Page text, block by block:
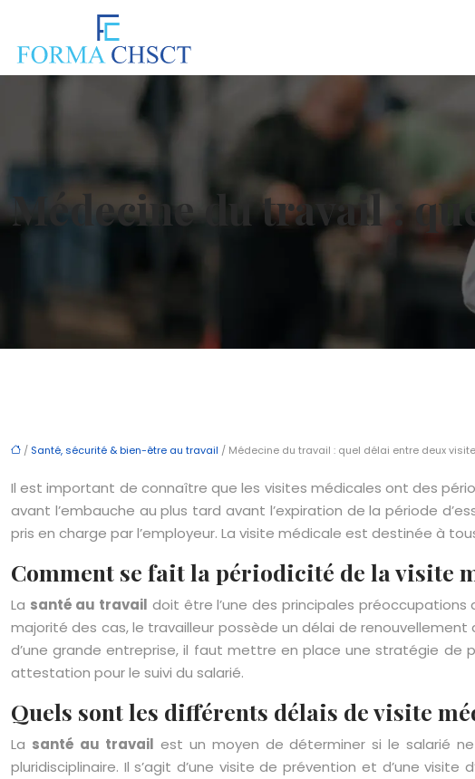
Médecine du travail :
/ Santé, sécurité & bien-être au travail / Médecine du travail : quel délai entre deux
Il est important de connaître que les visites médicales ont des
avant l’embauche au plus tard avant l’expiration de la période
pris en charge par l’employeur. La visite médicale est destinée à
Comment se fait la périodicité de la visite
La santé au travail doit être l’une des principales
majorité des cas, le travailleur possède un délai de renouvellement
d’une grande entreprise, il faut mettre en place une stratégie de
attestation pour le suivi du salarié.
Quels sont les différents délais de visite
La santé au travail est un moyen de déterminer si le salarié
pluridisciplinaire. Il s’agit d’une visite de prévention et d’une